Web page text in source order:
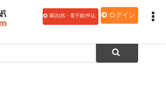
購読(紙・電子版)申込 ログイン